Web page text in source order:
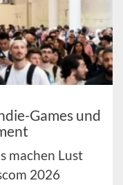
Games und
machen Lust
2026